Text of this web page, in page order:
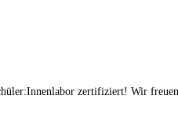
zertifiziert! Wir